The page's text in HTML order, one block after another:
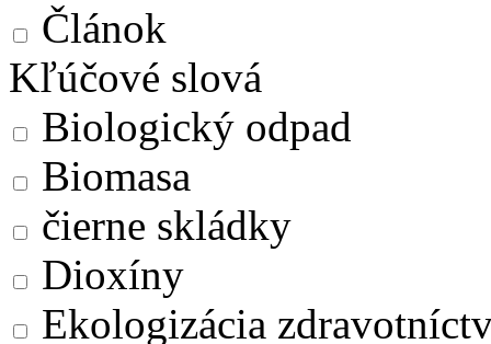
Článok
Kľúčové slová
Biologický odpad
Biomasa
čierne skládky
Dioxíny
Ekologizácia